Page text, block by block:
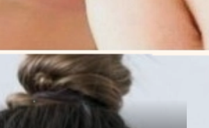
idep.edu.vn/hoc-mat-la-o-dau